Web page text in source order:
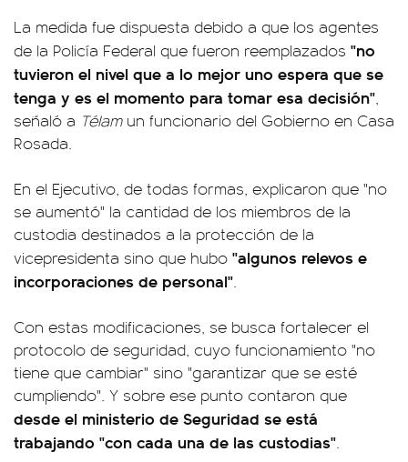
La medida fue dispuesta debido a que los agentes
de la Policía Federal que fueron reemplazados "no
tuvieron el nivel que a lo mejor uno espera que se
tenga y es el momento para tomar esa decisión",
señaló a Télamun funcionario del Gobierno en Casa
Rosada.
En el Ejecutivo, de todas formas, explicaron que "no
se aumentó" la cantidad de los miembros de la
custodia destinados a la protección de la
vicepresidenta sino que hubo "algunos relevos e
incorporaciones de personal".
Con estas modificaciones, se busca fortalecer el
protocolo de seguridad, cuyo funcionamiento "no
tiene que cambiar" sino "garantizar que se esté
cumpliendo". Y sobre ese punto contaron que
desde el ministerio de Seguridad se está
trabajando "con cada una de las custodias".